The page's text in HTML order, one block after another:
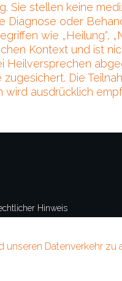
Sie stellen keine
Diagnose oder
wie „Heilung“,
Kontext und ist
Heilversprechen
Die
ausdrücklich
Hinweis
Datenverkehr zu